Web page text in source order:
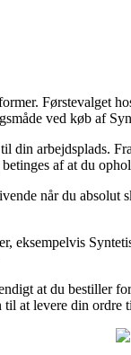
Førstevalget
ved køb af
arbejdsplads.
af at du
når du
eksempelvis
at du bestiller
at levere din ordre